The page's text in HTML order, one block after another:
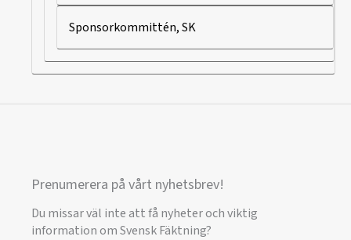
Sponsorkommittén, SK
Prenumerera på vårt nyhetsbrev!
Du missar väl inte att få nyheter och viktig
information om Svensk Fäktning?